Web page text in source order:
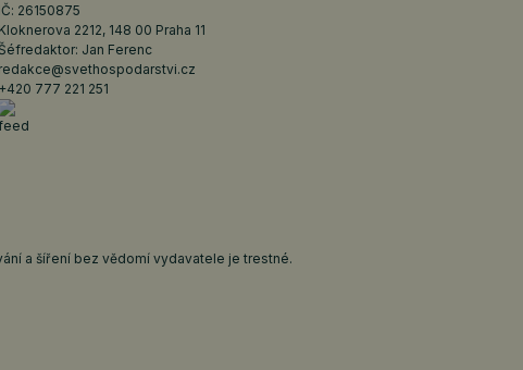
IČ: 26150875
Kloknerova 2212, 148 00 Praha 11
Šéfredaktor: Jan Ferenc
redakce@svethospodarstvi.cz
+420 777 221 251
a šíření bez vědomí vydavatele je trestné.